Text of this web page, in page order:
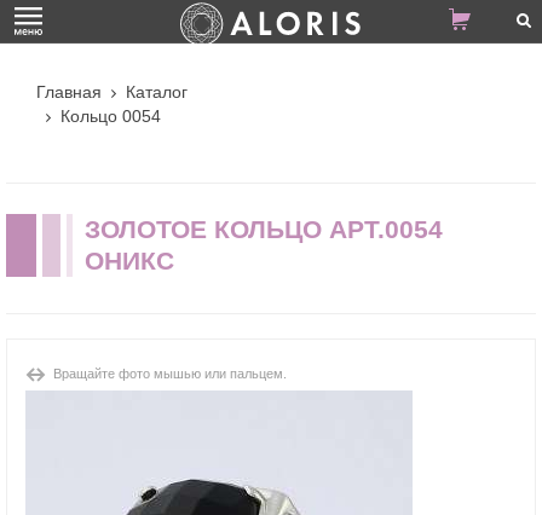
Главная
Каталог
Кольцо 0054
ЗОЛОТОЕ КОЛЬЦО АРТ.0054
ОНИКС
Вращайте фото мышью или пальцем.